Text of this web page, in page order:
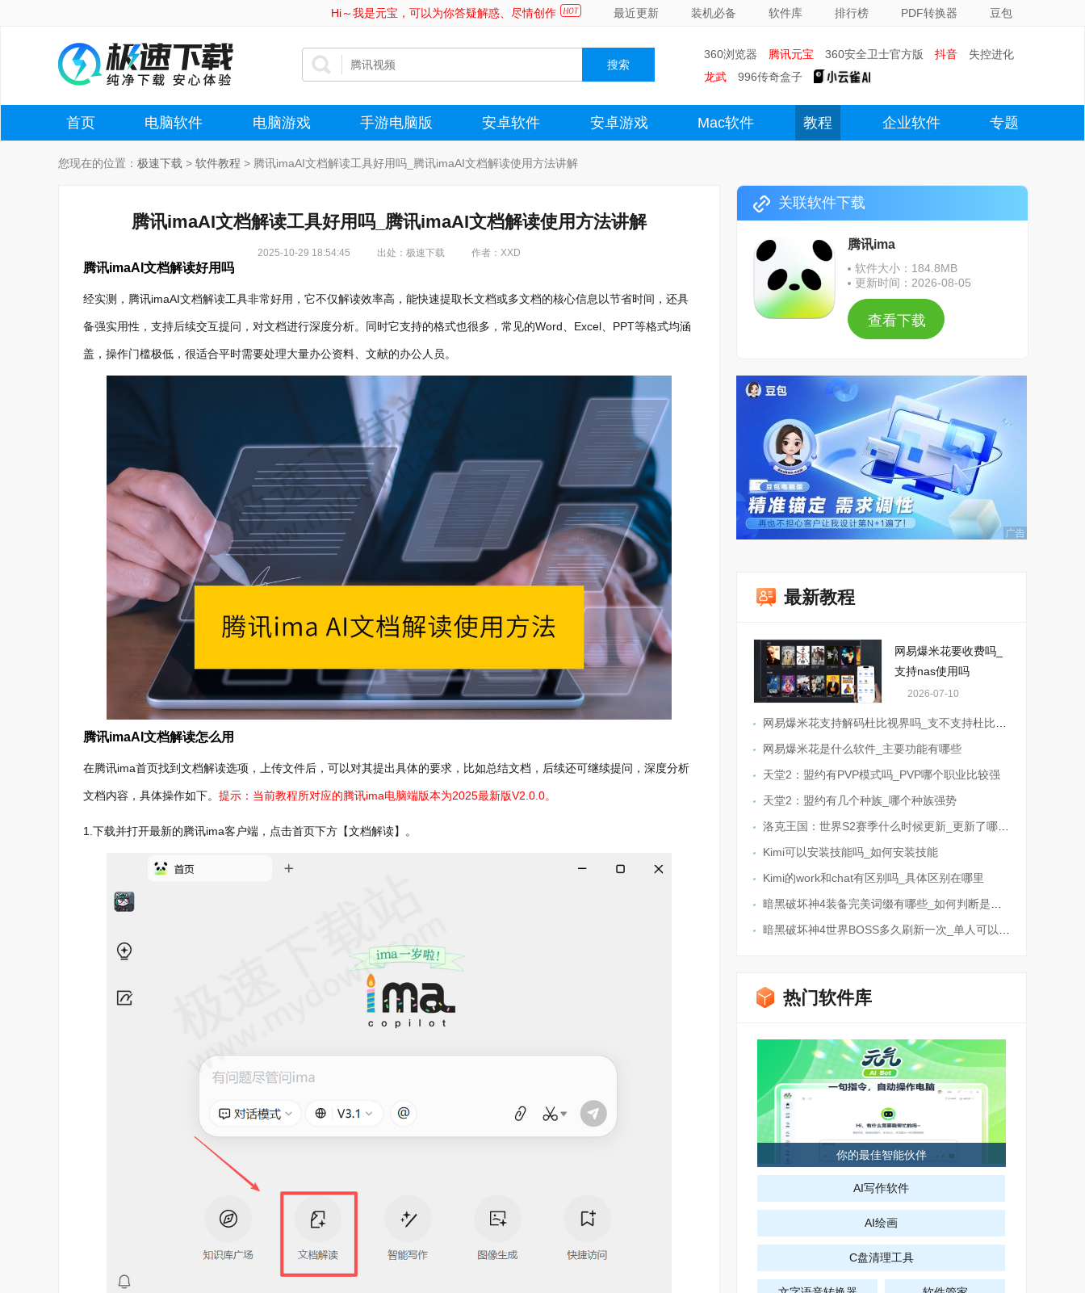
Hi～我是元宝，可以为你答疑解惑、尽情创作 最近更新 装机必备 软件库 排行榜 PDF转换器 豆包
360浏览器 腾讯元宝 360安全卫士官方版 抖音
失控进化
龙武
996传奇盒子
首页 电脑软件 电脑游戏 手游电脑版 安卓软件 安卓游戏 Mac软件 教程 企业软件 专题
您现在的位置： 极速下载 > 软件教程 > 腾讯imaAI文档解读工具好用吗_腾讯imaAI文档解读使用方法讲解
腾讯imaAI文档解读工具好用吗_腾讯imaAI文档解读使用方法讲解
2025-10-29 18:54:45 出处：极速下载 作者：XXD
腾讯imaAI文档解读好用吗
经实测，腾讯imaAI文档解读工具非常好用，它不仅解读效率高，能快速提取长文档或多文档的核心信息以节省时间，还具
备强实用性，支持后续交互提问，对文档进行深度分析。同时它支持的格式也很多，常见的Word、Excel、PPT等格式均涵
盖，操作门槛极低，很适合平时需要处理大量办公资料、文献的办公人员。
腾讯imaAI文档解读怎么用
在腾讯ima首页找到文档解读选项，上传文件后，可以对其提出具体的要求，比如总结文档，后续还可继续提问，深度分析
文档内容，具体操作如下。 提示：当前教程所对应的腾讯ima电脑端版本为2025最新版V2.0.0。
1.下载并打开最新的腾讯ima客户端，点击首页下方【文档解读】。
关联软件下载
腾讯ima
软件大小：184.8MB
更新时间：2026-08-05
查看下载
最新教程
网易爆米花要收费吗_
支持nas使用吗
2026-07-10
网易爆米花支持解码杜比视界吗_支不支持杜比全景声
网易爆米花是什么软件_主要功能有哪些
天堂2：盟约有PVP模式吗_PVP哪个职业比较强
天堂2：盟约有几个种族_哪个种族强势
洛克王国：世界S2赛季什么时候更新_更新了哪些内容
Kimi可以安装技能吗_如何安装技能
Kimi的work和chat有区别吗_具体区别在哪里
暗黑破坏神4装备完美词缀有哪些_如何判断是不是极品装备
暗黑破坏神4世界BOSS多久刷新一次_单人可以打吗
热门软件库
你的最佳智能伙伴
AI写作软件
AI绘画
C盘清理工具